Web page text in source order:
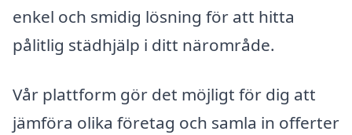
enkel och smidig lösning för att hitta
pålitlig städhjälp i ditt närområde.
Vår plattform gör det möjligt för dig att
jämföra olika företag och samla in offerter